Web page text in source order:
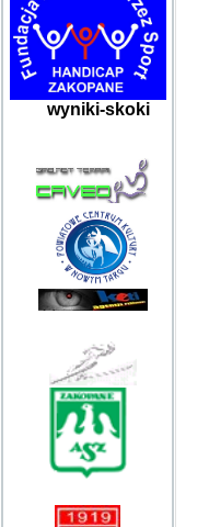
wyniki-skoki